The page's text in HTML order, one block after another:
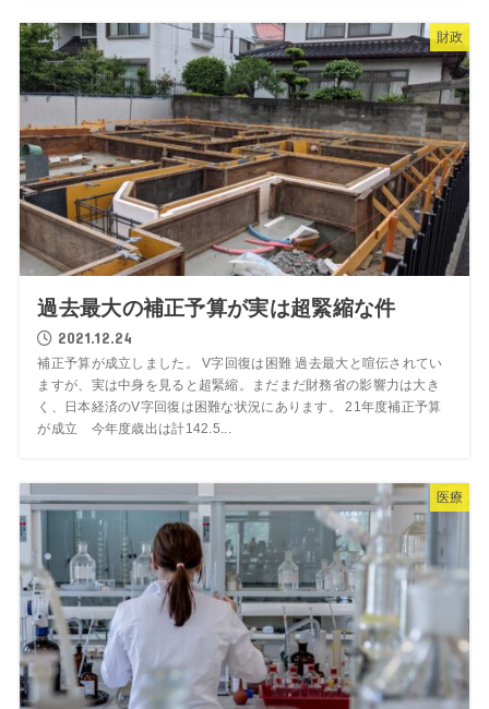
財政
過去最大の補正予算が実は超緊縮な件
2021.12.24
補正予算が成立しました。 V字回復は困難 過去最大と喧伝されてい
ますが、実は中身を見ると超緊縮。まだまだ財務省の影響力は大き
く、日本経済のV字回復は困難な状況にあります。 21年度補正予算
が成立 今年度歳出は計142.5...
医療